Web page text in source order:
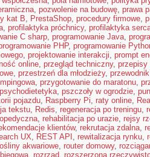
, pozwolenie na budowę, prawa
kat B, PrestaShop, procedury firmowe,
, profilaktyka próchnicy, profilaktyka
C sharp, programowanie Java,
PHP, programowanie
, projektowanie interakcji, prompt
online, przegląd techniczny, przepisy
, przestrzeń dla młodzieży,
, przygotowanie do maratonu,
psychodietetyka, pszczoły w ogrodzie,
pojazdu, Raspberry Pi, raty online,
tekstu, Redis, regeneracja po treningu,
, rehabilitacja po urazie, rejsy
klientów, rekrutacja zdalna,
UX, REST API , rewitalizacja rynku,
akwariowe, router domowy,
, rozrząd, rozszerzona